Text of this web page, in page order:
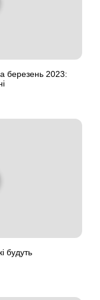
березень 2023:
будуть